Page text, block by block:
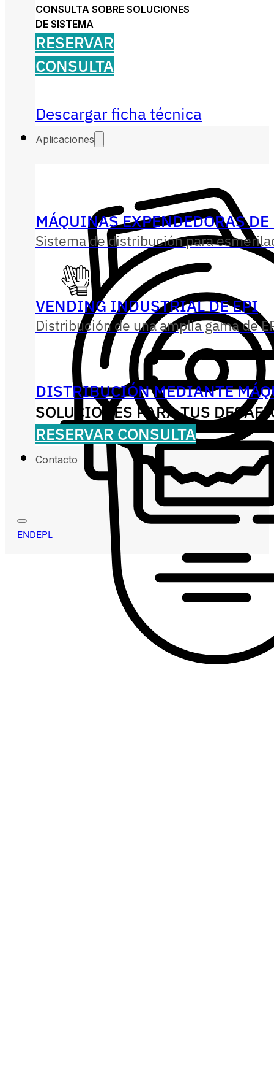
CONSULTA SOBRE SOLUCIONES
DE SISTEMA
RESERVAR
CONSULTA
Descargar ficha técnica
Aplicaciones
MÁQUINAS EXPENDEDORAS
Sistema de distribución para
VENDING INDUSTRIAL DE EPI
Distribución de una amplia gama de
DISTRIBUCIÓN MEDIANTE
SOLUCIONES PARA TUS
RESERVAR CONSULTA
Contacto
ENDEPL